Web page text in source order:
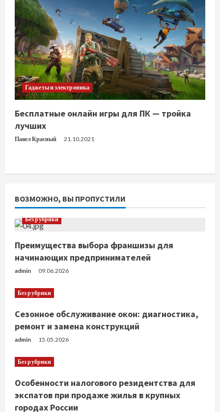
Гаджеты и электроника
Бесплатные онлайн игры для ПК — тройка
лучших
Павел Красный 21.10.2021
ВОЗМОЖНО, ВЫ ПРОПУСТИЛИ
Без рубрики
Преимущества выбора франшизы для
начинающих предпринимателей
admin 09.06.2026
Без рубрики
Сезонное обслуживание окон: диагностика,
ремонт и замена конструкций
admin 15.05.2026
Без рубрики
Особенности налогового резидентства для
экспатов при продаже жилья в крупных
городах России